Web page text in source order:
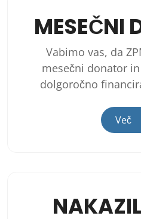
MESEČNI
Vabimo vas, da
mesečni donator
dolgoročno
Več